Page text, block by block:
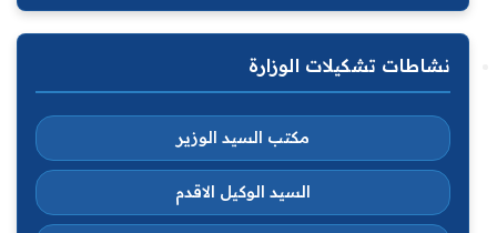
نشاطات تشكيلات الوزارة
مكتب السيد الوزير
السيد الوكيل الاقدم